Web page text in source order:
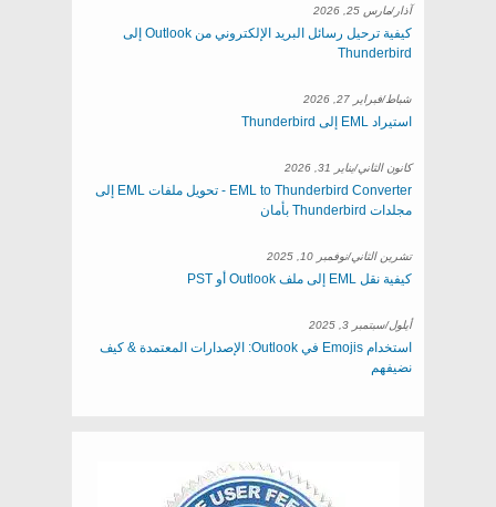
آذار/مارس 25, 2026
كيفية ترحيل رسائل البريد الإلكتروني من Outlook إلى
Thunderbird
شباط/فبراير 27, 2026
استيراد EML إلى Thunderbird
كانون الثاني/يناير 31, 2026
EML to Thunderbird Converter - تحويل ملفات EML إلى
مجلدات Thunderbird بأمان
تشرين الثاني/نوفمبر 10, 2025
كيفية نقل EML إلى ملف Outlook أو PST
أيلول/سبتمبر 3, 2025
استخدام Emojis في Outlook: الإصدارات المعتمدة & كيف
نضيفهم